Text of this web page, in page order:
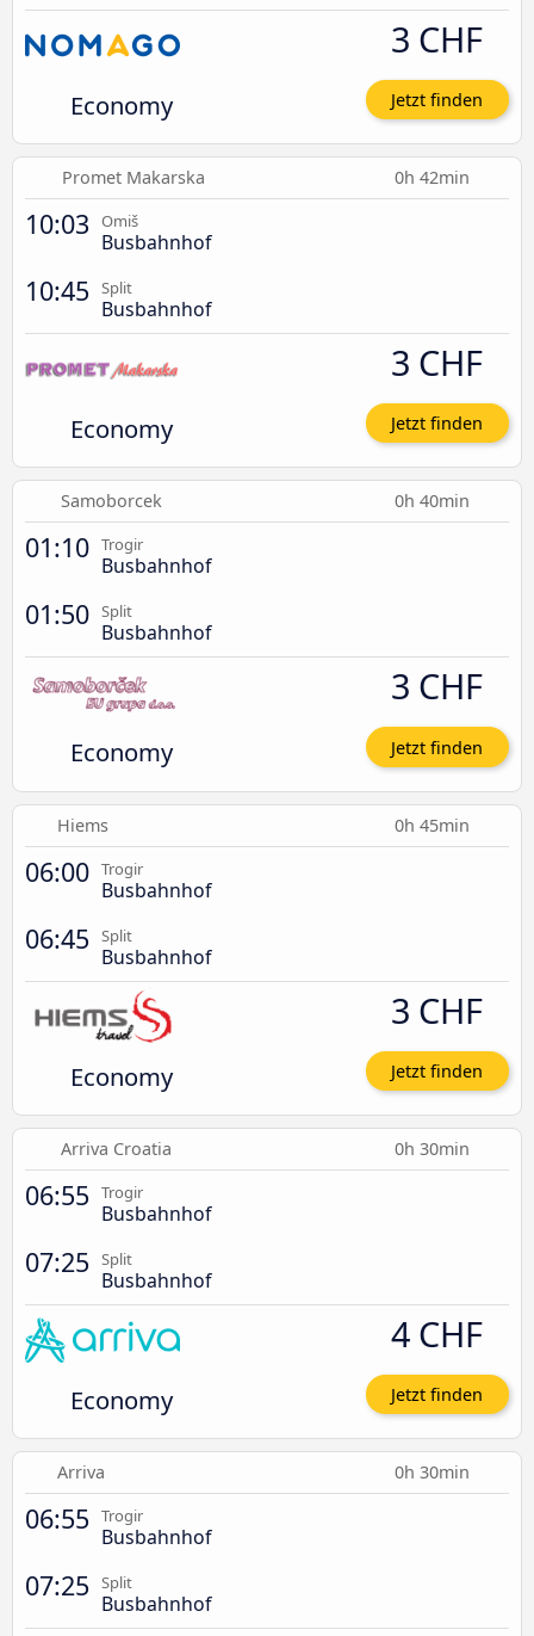
Economy
3 CHF
Jetzt finden
Promet Makarska 0h 42min
10:03 Omiš
Busbahnhof
10:45 Split
Busbahnhof
Economy
3 CHF
Jetzt finden
Samoborcek 0h 40min
01:10 Trogir
Busbahnhof
01:50 Split
Busbahnhof
Economy
3 CHF
Jetzt finden
Hiems 0h 45min
06:00 Trogir
Busbahnhof
06:45 Split
Busbahnhof
Economy
3 CHF
Jetzt finden
Arriva Croatia 0h 30min
06:55 Trogir
Busbahnhof
07:25 Split
Busbahnhof
Economy
4 CHF
Jetzt finden
Arriva 0h 30min
06:55 Trogir
Busbahnhof
07:25 Split
Busbahnhof